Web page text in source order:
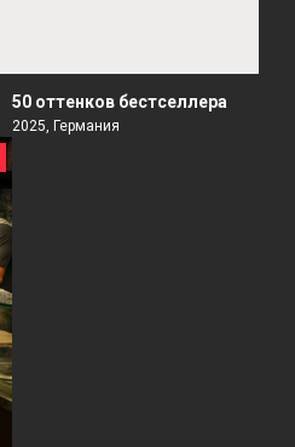
50 оттенков бестселлера
2025, Германия